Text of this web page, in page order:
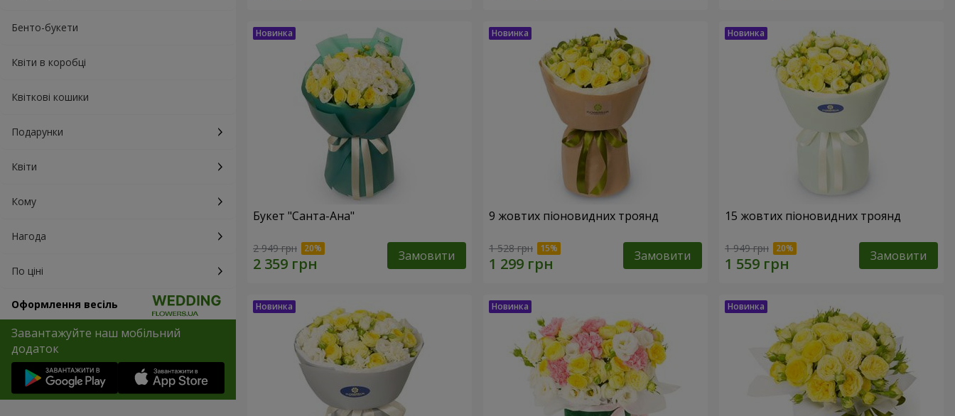
Бенто-букети
Квіти в коробці
Квіткові кошики
Подарунки
Квіти
Кому
Нагода
По ціні
Оформлення весіль
Завантажуйте наш мобільний
додаток
Букет "Санта-Ана"
2 949 грн Замовити
9 жовтих піоновидних троянд
1 528 грн Замовити
15 жовтих піоновидних троянд
1 949 грн Замовити